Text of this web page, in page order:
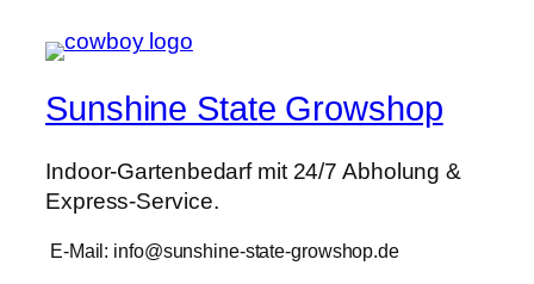
Sunshine State Growshop
Indoor-Gartenbedarf mit 24/7 Abholung &
Express-Service.
E-Mail: info@sunshine-state-growshop.de